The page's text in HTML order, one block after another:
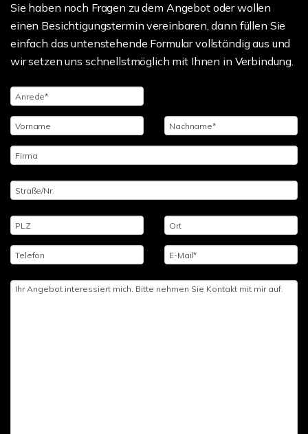
Sie haben noch Fragen zu dem Angebot oder wollen
einen Besichtigungstermin vereinbaren, dann füllen Sie
einfach das untenstehende Formular vollständig aus und
wir setzen uns schnellstmöglich mit Ihnen in Verbindung.